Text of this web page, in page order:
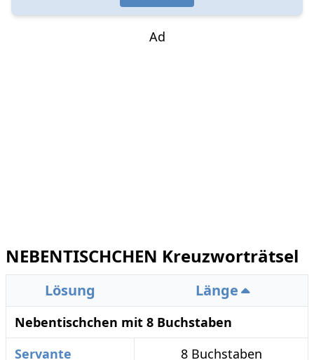
Ad
NEBENTISCHCHEN Kreuzworträtsel
Lösung Länge
Nebentischchen mit 8 Buchstaben
Servante
8 Buchstaben